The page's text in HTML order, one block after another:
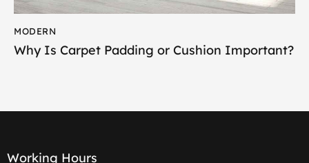
MODERN
Why Is Carpet Padding or Cushion Important?
Working Hours